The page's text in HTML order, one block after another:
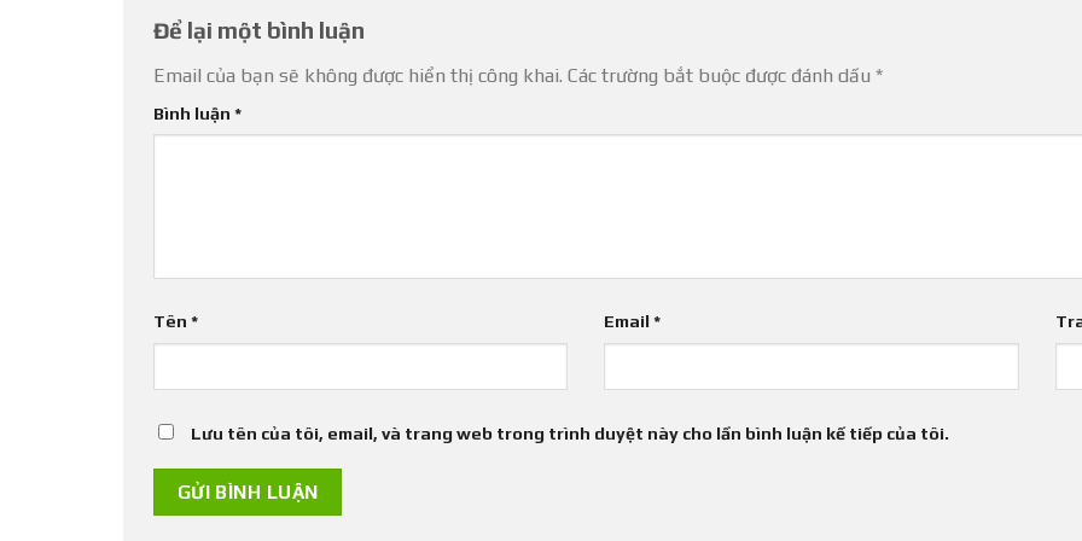
Để lại một bình luận
Email của bạn sẽ không được hiển thị công khai. Các trường bắt buộc được đánh dấu *
Bình luận *
Tên * Email*
Lưu tên của tôi, email, và trang web trong trình duyệt này cho lần bình luận kế tiếp của tôi.